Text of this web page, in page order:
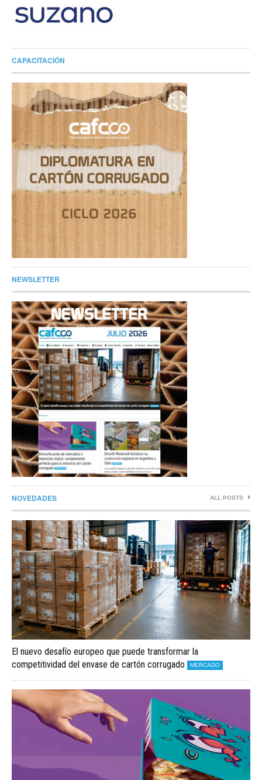
CAPACITACIÓN
NEWSLETTER
NOVEDADES ALL POSTS
El nuevo desafío europeo que puede transformar la
competitividad del envase de cartón corrugado
MERCADO